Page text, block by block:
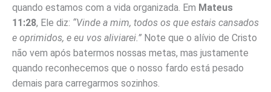
quando estamos com a vida organizada. Em Mateus
11:28, Ele diz: “Vinde a mim, todos os que estais cansados
e oprimidos, e eu vos aliviarei.” Note que o alívio de Cristo
não vem após batermos nossas metas, mas justamente
quando reconhecemos que o nosso fardo está pesado
demais para carregarmos sozinhos.